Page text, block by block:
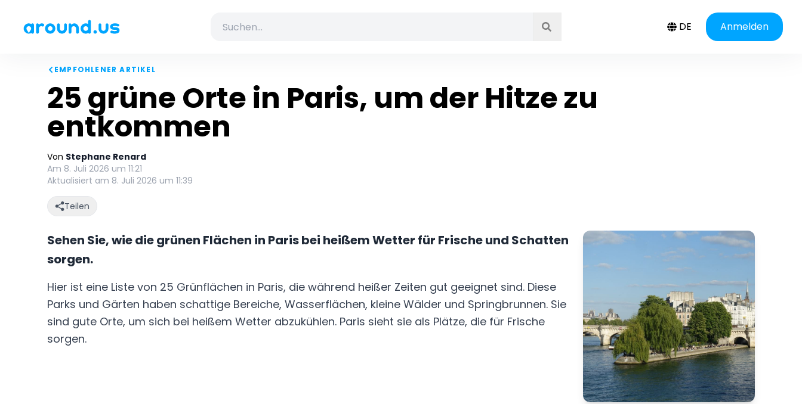
DE Anmelden
EMPFOHLENER ARTIKEL
25 grüne Orte in Paris, um der Hitze zu
entkommen
Von Stephane Renard
Am 8. Juli 2026 um 11:21
Aktualisiert am 8. Juli 2026 um 11:39
Teilen
Sehen Sie, wie die grünen Flächen in Paris bei heißem Wetter für Frische und Schatten
sorgen.
Hier ist eine Liste von 25 Grünflächen in Paris, die während heißer Zeiten gut geeignet sind. Diese
Parks und Gärten haben schattige Bereiche, Wasserflächen, kleine Wälder und Springbrunnen. Sie
sind gute Orte, um sich bei heißem Wetter abzukühlen. Paris sieht sie als Plätze, die für Frische
sorgen.